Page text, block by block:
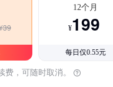
12个月
¥199
每日仅0.55元
费，可随时取消。